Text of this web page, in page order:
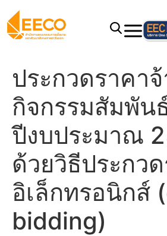
ประกวดราคา
กิจกรรมสัมพัน
ปีงบประมาณ
ด้วยวิธีประกว
อิเล็กทรอนิกส์
bidding)